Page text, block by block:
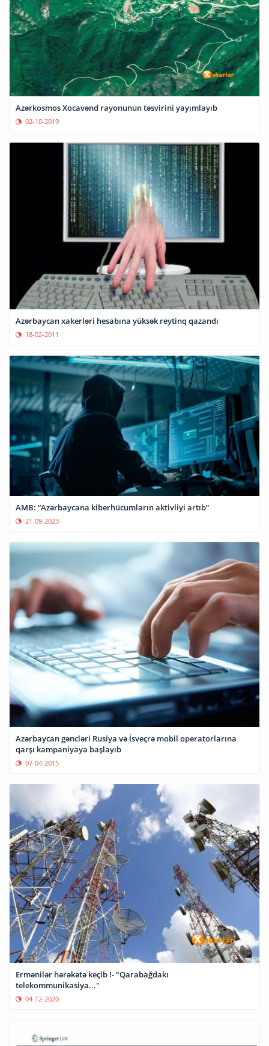
Azərkosmos Xocavənd rayonunun təsvirini yayımlayıb
02-10-2019
Azərbaycan xakerləri hesabına yüksək reytinq qazandı
18-02-2011
AMB: “Azərbaycana kiberhücumların aktivliyi artıb”
21-09-2023
Azərbaycan gəncləri Rusiya və İsveçrə mobil operatorlarına
qarşı kampaniyaya başlayıb
07-04-2015
Ermənilər hərəkətə keçib !- "Qarabağdakı
telekommunikasiya..."
04-12-2020